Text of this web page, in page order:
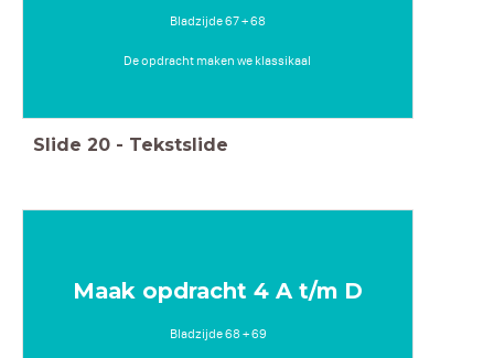
Bladzijde 67 + 68
De opdracht maken we klassikaal
Slide 20 - Tekstslide
Maak opdracht 4 A t/m D
Bladzijde 68 + 69